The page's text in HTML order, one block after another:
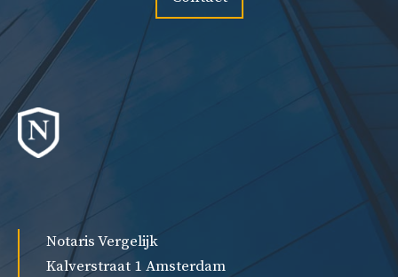
Notaris Vergelijk
Kalverstraat 1 Amsterdam